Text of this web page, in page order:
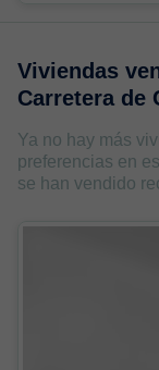
Viviendas
Carretera de
Ya no hay más
preferencias en
se han vendido